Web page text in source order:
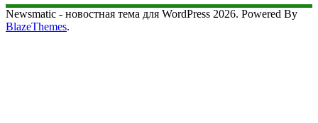
Newsmatic - новостная тема для WordPress 2026. Powered By
BlazeThemes.